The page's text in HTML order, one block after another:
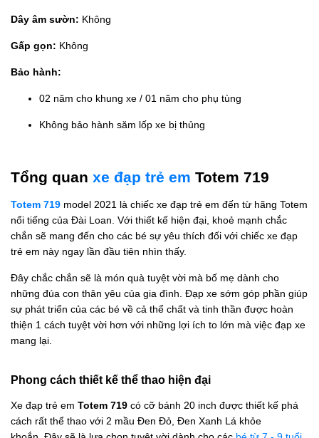
Dây âm sườn: Không
Gấp gọn: Không
Bảo hành:
02 năm cho khung xe / 01 năm cho phụ tùng
Không bảo hành săm lốp xe bị thủng
Tổng quan xe đạp trẻ em Totem 719
Totem 719 model 2021 là chiếc xe đạp trẻ em đến từ hãng Totem
nổi tiếng của Đài Loan. Với thiết kế hiện đại, khoẻ mạnh chắc
chắn sẽ mang đến cho các bé sự yêu thích đối với chiếc xe đạp
trẻ em này ngay lần đầu tiên nhìn thấy.
Đây chắc chắn sẽ là món quà tuyệt vời mà bố mẹ dành cho
những đúa con thân yêu của gia đình. Đạp xe sớm góp phần giúp
sự phát triển của các bé về cả thể chất và tinh thần được hoàn
thiện 1 cách tuyệt vời hơn với những lợi ích to lớn mà việc đạp xe
mang lại.
Phong cách thiết kế thể thao hiện đại
Xe đạp trẻ em Totem 719 có cỡ bánh 20 inch được thiết kế phá
cách rất thể thao với 2 mầu Đen Đỏ, Đen Xanh Lá khỏe